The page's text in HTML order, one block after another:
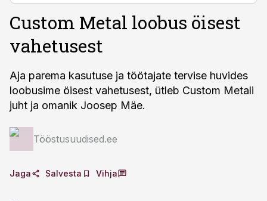
Custom Metal loobus öisest
vahetusest
Aja parema kasutuse ja töötajate tervise huvides
loobusime öisest vahetusest, ütleb Custom Metali
juht ja omanik Joosep Mäe.
Tööstusuudised.ee
Jaga Salvesta Vihja